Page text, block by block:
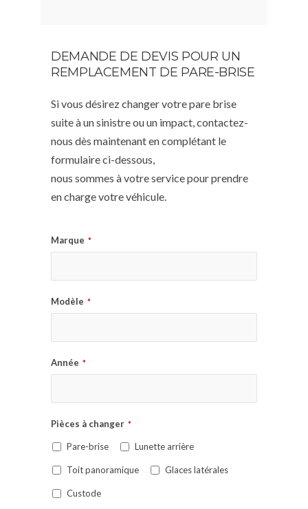
DEMANDE DE DEVIS POUR UN
REMPLACEMENT DE PARE-BRISE
Si vous désirez changer votre pare brise
suite à un sinistre ou un impact, contactez-
nous dès maintenant en complétant le
formulaire ci-dessous,
nous sommes à votre service pour prendre
en charge votre véhicule.
Marque *
Modèle *
Année *
Pièces à changer *
Pare-brise Lunette arrière
Toit panoramique Glaces latérales
Custode